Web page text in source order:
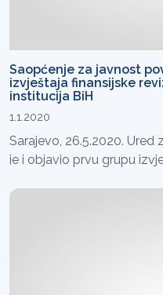
Saopćenje za javnost
izvještaja finansijske
institucija BiH
1.1.2020
Sarajevo, 26.5.2020. Ured
je i objavio prvu grupu